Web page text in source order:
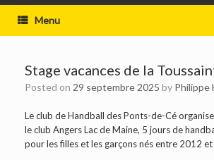
Menu
Stage vacances de la
Posted on 29 septembre 2025 by Philippe
Le club de Handball des Ponts-de-Cé
le club Angers Lac de Maine, 5 jours de
pour les filles et les garçons nés entre 2012